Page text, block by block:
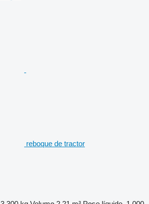
reboque de tractor